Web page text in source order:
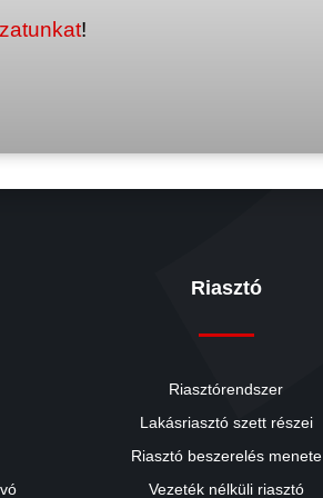
!
Riasztó
Riasztórendszer
Lakásriasztó szett részei
Riasztó beszerelés menete
Vezeték nélküli riasztó